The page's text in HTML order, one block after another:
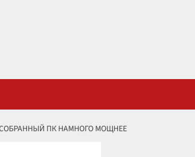
СОБРАННЫЙ ПК НАМНОГО МОЩНЕЕ